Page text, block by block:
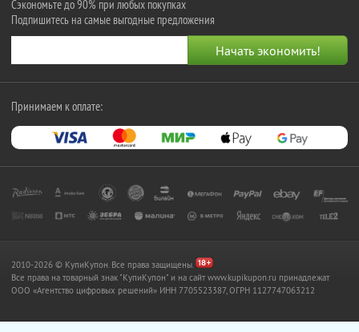
Сэкономьте до 90% при любых покупках
Подпишитесь на самые выгодные предложения
Принимаем к оплате:
2010-2026 © КупиКупон. Все права защищены.
Все права на товарный знак "КупиКупон" и на сайт www.kupikupon.ru принадлежат
OOO «Агентство цифровых решений» ИНН 7705523387, ОГРН 1127747063212